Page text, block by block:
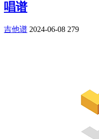
唱谱
吉他谱 2024-06-08 279